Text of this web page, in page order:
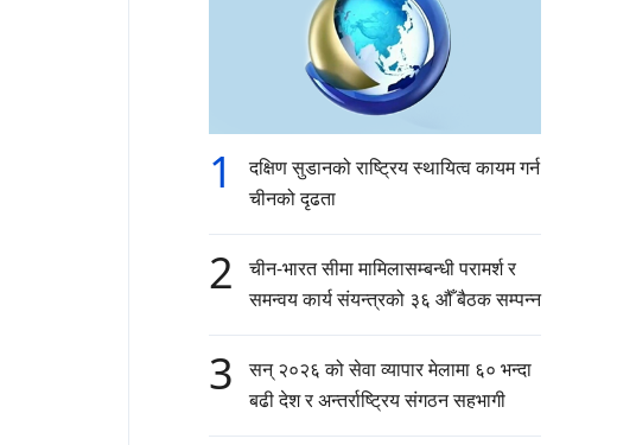
1
दक्षिण सुडानको राष्ट्रिय स्थायित्व कायम गर्न
चीनको दृढता
2
चीन-भारत सीमा मामिलासम्बन्धी परामर्श र
समन्वय कार्य संयन्त्रको ३६ औँ बैठक सम्पन्न
3
सन् २०२६ को सेवा व्यापार मेलामा ६० भन्दा
बढी देश र अन्तर्राष्ट्रिय संगठन सहभागी